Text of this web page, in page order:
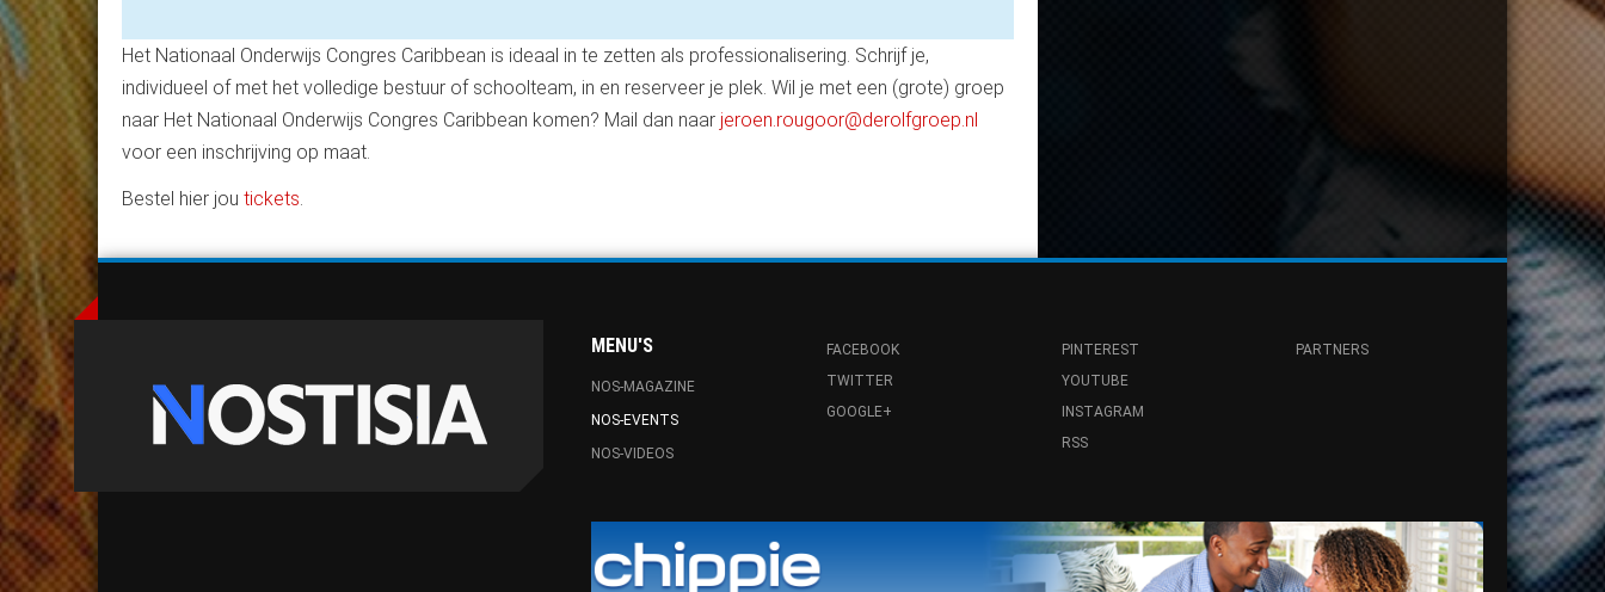
Het Nationaal Onderwijs Congres Caribbean is ideaal in te zetten als professionalisering. Schrijf je,
individueel of met het volledige bestuur of schoolteam, in en reserveer je plek. Wil je met een (grote) groep
naar Het Nationaal Onderwijs Congres Caribbean komen? Mail dan naar jeroen.rougoor@derolfgroep.nl
voor een inschrijving op maat.
Bestel hier jou tickets
MENU'S
NOS-MAGAZINE
NOS-EVENTS
NOS-VIDEOS
FACEBOOK
TWITTER
GOOGLE+
PINTEREST
YOUTUBE
INSTAGRAM
RSS
PARTNERS